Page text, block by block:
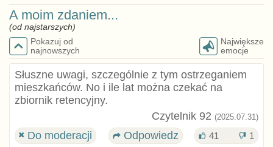
A moim zdaniem...
(od najstarszych)
Pokazuj od
najnowszych
Największe
emocje
Słuszne uwagi, szczególnie z tym ostrzeganiem
mieszkańców. No i ile lat można czekać na
zbiornik retencyjny.
Czytelnik 92 (2025.07.31)
Do moderacji Odpowiedz 41 1